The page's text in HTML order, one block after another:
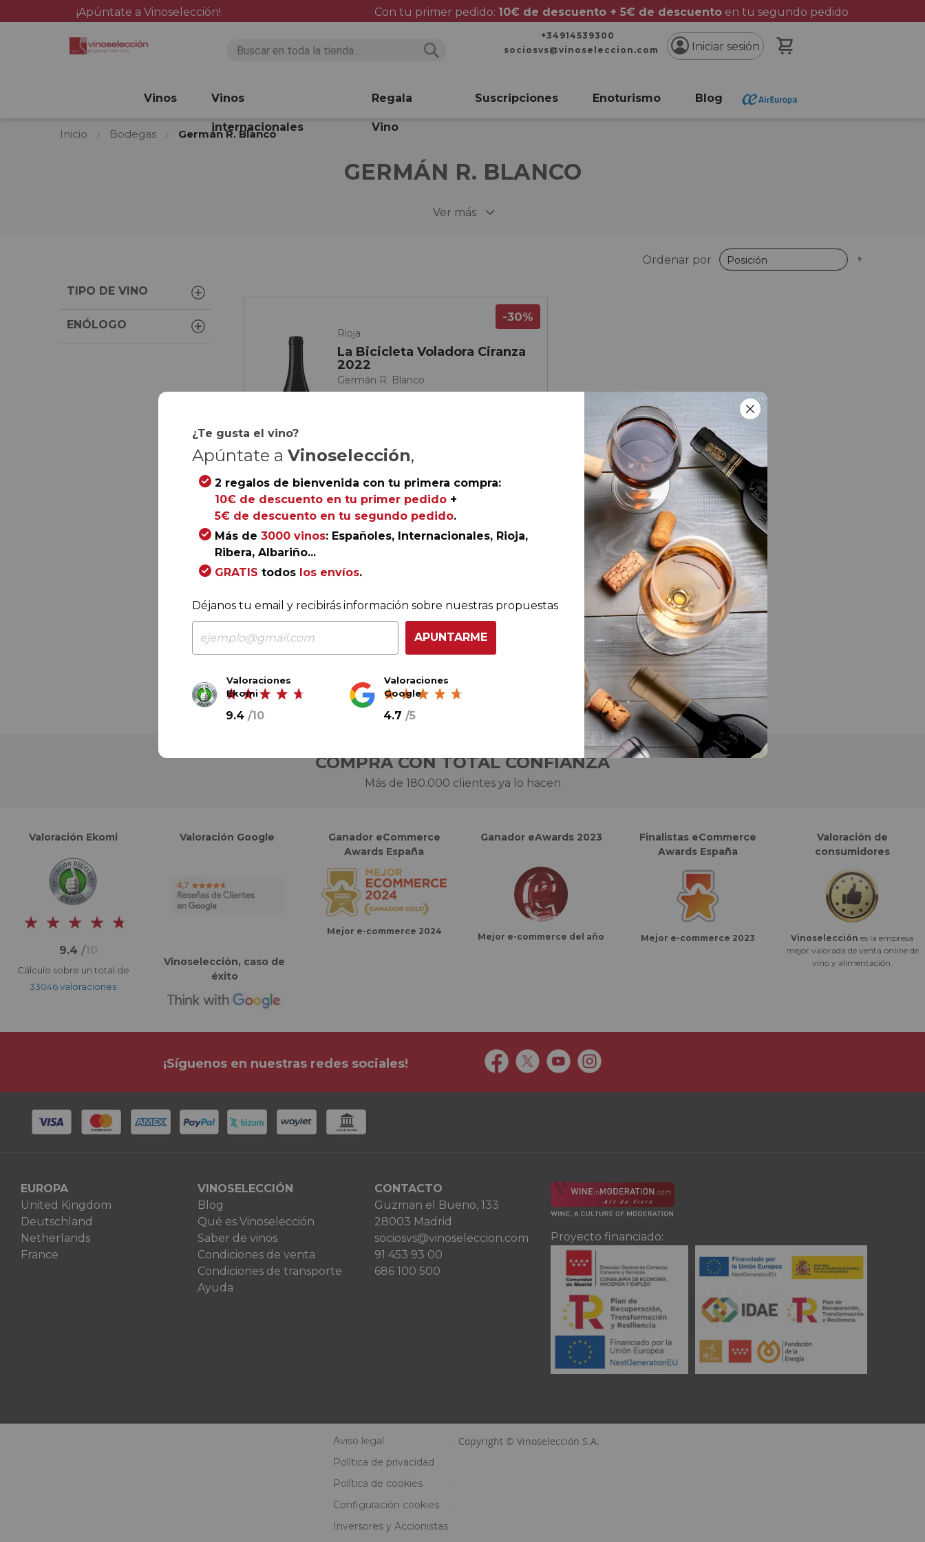
¡Apúntate a Vinoselección! Con tu primer pedido: 10€ de descuento + 5€ de descuentoen tu segundo pedido
+34914539300
sociosvs@vinoseleccion.com
Iniciar sesión
Vinos Vinos
internacionales
Regala
Vino
Suscripciones Enoturismo Blog
Inicio Bodegas Germán R. Blanco
GERMÁN R. BLANCO
Ver más
Ordenar por
Rioja
La Bicicleta Voladora Ciranza
2022
Germán R. Blanco
-30%
56,70 €
€/ botella
AÑADIR AL CARRITO
TIPO DE VINO
ENÓLOGO
COMPRA CON TOTAL CONFIANZA
Más de 180.000 clientes ya lo hacen
Valoración Ekomi
9.4 /10
Cálculo sobre un total de
33046 valoraciones
Valoración Google
Vinoselección, caso de
éxito
Ganador eCommerce
Awards España
Mejor e-commerce 2024
Ganador eAwards 2023
Mejor e-commerce del año
Finalistas eCommerce
Awards España
Mejor e-commerce 2023
Valoración de
consumidores
Vinoselección es la empresa
mejor valorada de venta online de
vino y alimentación.
¡Síguenos en nuestras redes sociales!
EUROPA
United Kingdom
Deutschland
Netherlands
France
VINOSELECCIÓN
Blog
Qué es Vinoselección
Saber de vinos
Condiciones de venta
Condiciones de transporte
Ayuda
CONTACTO
Guzman el Bueno, 133
28003 Madrid
sociosvs@vinoseleccion.com
91 453 93 00
686 100 500
Proyecto financiado:
Aviso legal
Política de privacidad
Política de cookies
Configuración cookies
Inversores y Accionistas
Copyright © Vinoselección S.A.
¿Te gusta el vino?
Apúntate a Vinoselección,
2 regalos de bienvenida con tu primera compra:
10€ de descuento en tu primer pedido+
5€ de descuento en tu segundo pedido.
Más de 3000 vinos: Españoles, Internacionales, Rioja,
Ribera, Albariño...
GRATIS todos los envíos.
Déjanos tu email y recibirás información sobre nuestras propuestas
APUNTARME
Valoraciones
Ekomi
9.4 /10
Valoraciones
Google
4.7 /5